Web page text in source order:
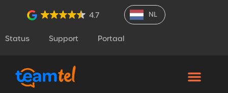
4.7 NL
Status Support Portaal